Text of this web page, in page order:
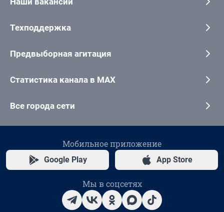
Техподдержка
Предвыборная агитация
Статистика канала в MAX
Все города сети
Мобильное приложение
Google Play App Store
Мы в соцсетях